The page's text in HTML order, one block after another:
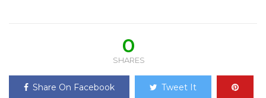
0
SHARES
Share On Facebook Tweet It